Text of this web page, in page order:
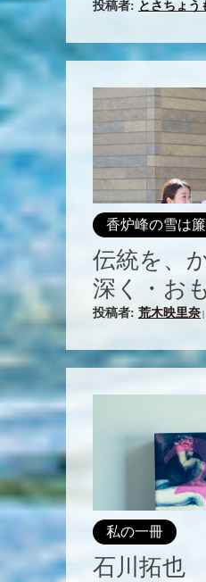
投稿者: とさちょう
香炉峰の雪は
伝統を、
深く・お
投稿者: 荒木映里奈
私の一冊
石川拓也